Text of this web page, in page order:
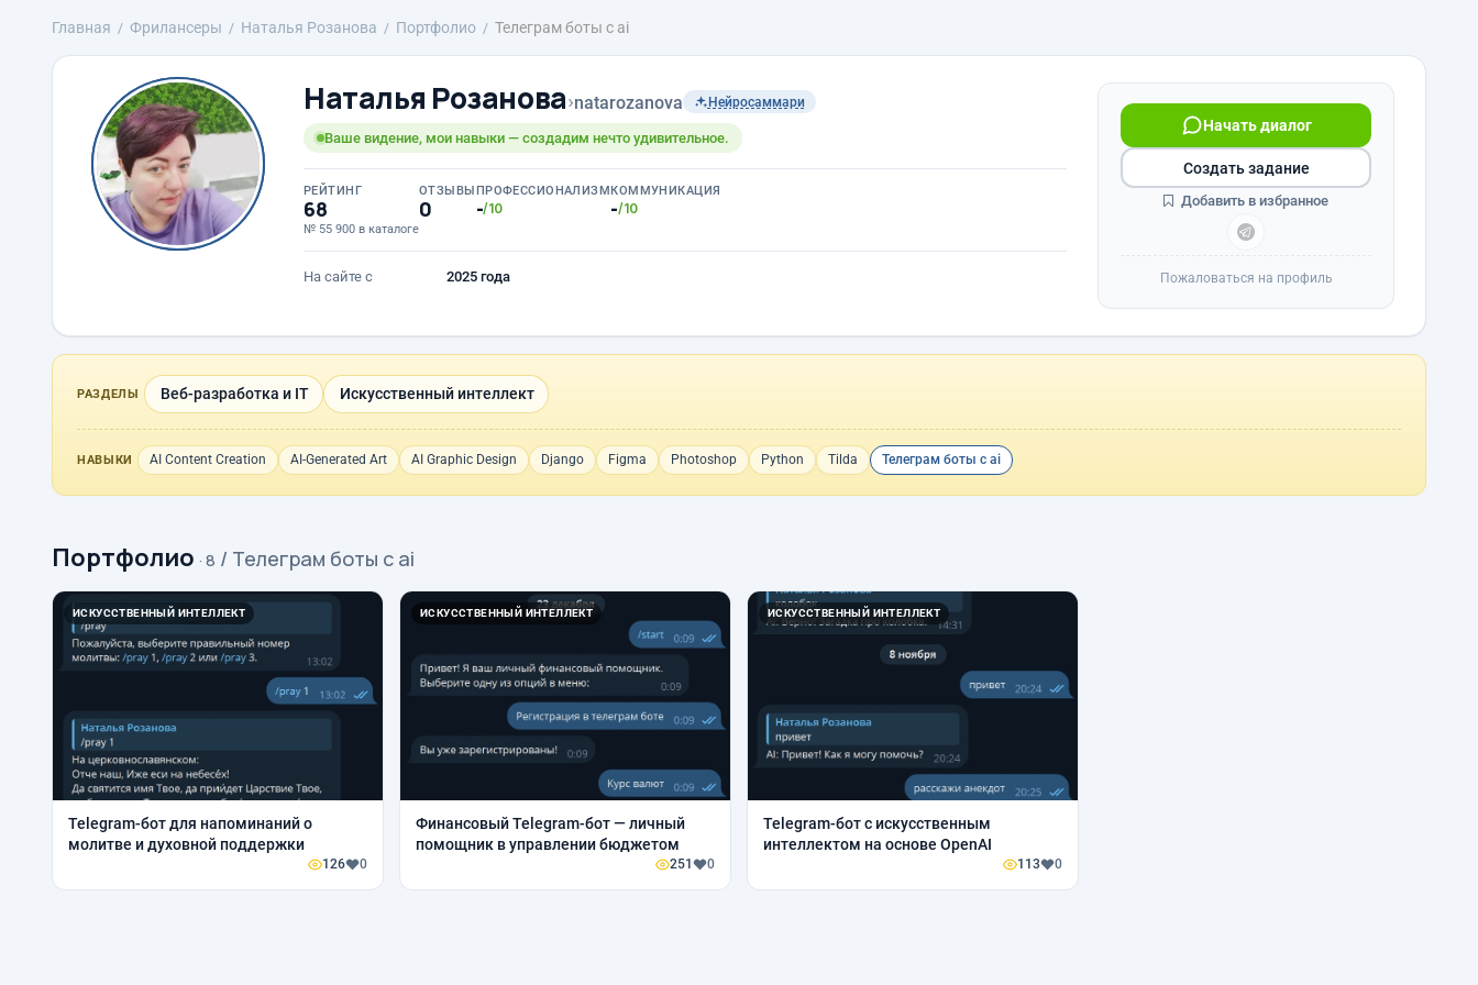
Главная Фрилансеры Наталья Розанова Портфолио Телеграм боты с ai
Наталья Розанова›natarozanova Нейросаммари
Ваше видение, мои навыки — создадим нечто удивительное.
РЕЙТИНГ
68
№ 55 900 в каталоге
ОТЗЫВЫ
0
ПРОФЕССИОНАЛИЗМ
-/10
КОММУНИКАЦИЯ
-/10
На сайте с 2025 года
Начать диалог
Создать задание
Добавить в избранное
Пожаловаться на профиль
РАЗДЕЛЫ Веб-разработка и IT Искусственный интеллект
НАВЫКИ AI Content Creation AI-Generated Art AI Graphic Design Django Figma Photoshop Python Tilda Телеграм боты с ai
Портфолио · 8 / Телеграм боты с ai
ИСКУССТВЕННЫЙ ИНТЕЛЛЕКТ
Telegram-бот для напоминаний о
молитве и духовной поддержки
126 0
ИСКУССТВЕННЫЙ ИНТЕЛЛЕКТ
Финансовый Telegram-бот — личный
помощник в управлении бюджетом
251 0
ИСКУССТВЕННЫЙ ИНТЕЛЛЕКТ
Telegram-бот с искусственным
интеллектом на основе OpenAI
113 0